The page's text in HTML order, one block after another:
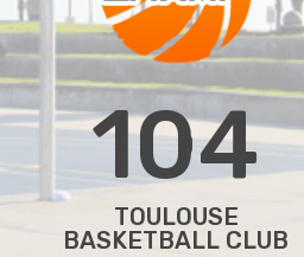
104
TOULOUSE
BASKETBALL CLUB